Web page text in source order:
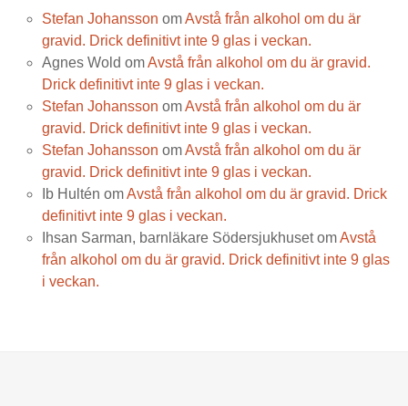
Stefan Johansson omAvstå från alkohol om du är
gravid. Drick definitivt inte 9 glas i veckan.
Agnes Wold omAvstå från alkohol om du är gravid.
Drick definitivt inte 9 glas i veckan.
Stefan Johansson omAvstå från alkohol om du är
gravid. Drick definitivt inte 9 glas i veckan.
Stefan Johansson omAvstå från alkohol om du är
gravid. Drick definitivt inte 9 glas i veckan.
Ib Hultén omAvstå från alkohol om du är gravid. Drick
definitivt inte 9 glas i veckan.
Ihsan Sarman, barnläkare SödersjukhusetomAvstå
från alkohol om du är gravid. Drick definitivt inte 9 glas
i veckan.